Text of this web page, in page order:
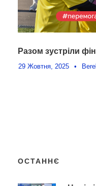
Разом зустріли
29 Жовтня, 2025 •
ОСТАННЄ